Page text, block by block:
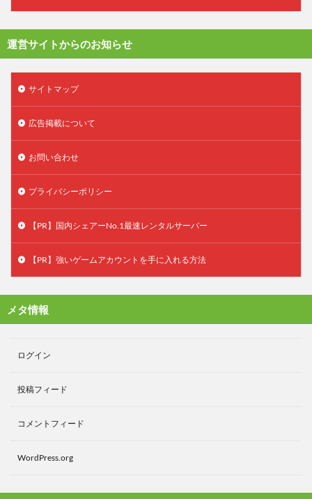
運営サイトからのお知らせ
サイトマップ
広告掲載について
お問い合わせ
プライバシーポリシー
【PR】国内シェアーNo.1最速レンタルサーバー
【PR】強いゲームアカウントを手に入れる方法
メタ情報
ログイン
投稿フィード
コメントフィード
WordPress.org